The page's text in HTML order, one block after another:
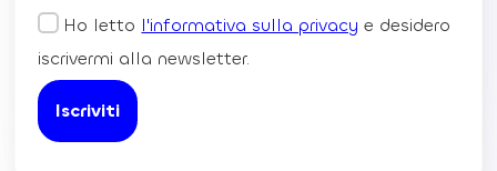
Ho letto l'informativa sulla privacy e desidero
iscrivermi alla newsletter.